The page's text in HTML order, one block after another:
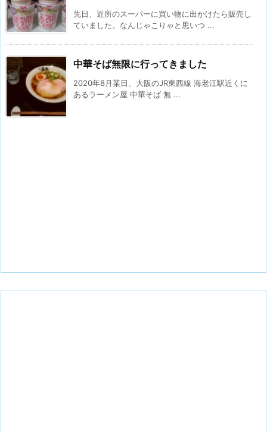
先日、近所のスーパーに買い物に出かけたら販売し
ていました。なんじゃこりゃと思いつ ...
中華そば無限に行ってきました
2020年8月某日、大阪のJR東西線 海老江駅近くに
あるラーメン屋 中華そば 無 ...